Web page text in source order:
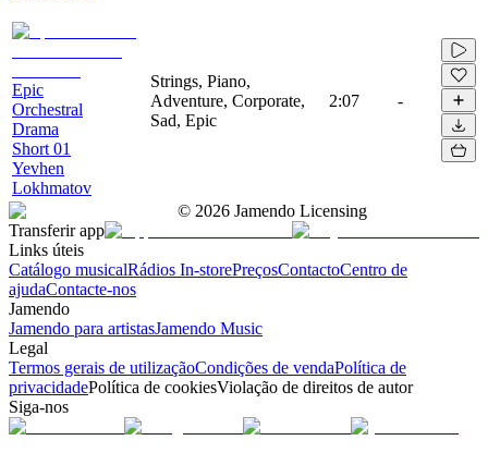
Epic
Orchestral
Drama
Short 01
Yevhen
Lokhmatov
Strings, Piano,
Adventure, Corporate,
Sad, Epic
2:07 -
© 2026 Jamendo Licensing
Transferir app
Links úteis
Catálogo musicalRádios In-storePreçosContactoCentro de
ajudaContacte-nos
Jamendo
Jamendo para artistasJamendo Music
Legal
Termos gerais de utilizaçãoCondições de vendaPolítica de
privacidadePolítica de cookiesViolação de direitos de autor
Siga-nos